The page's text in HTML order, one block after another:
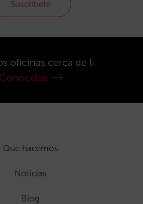
Suscríbete
oficinas cerca de ti
Conócelas
Que hacemos
Noticias
Blog